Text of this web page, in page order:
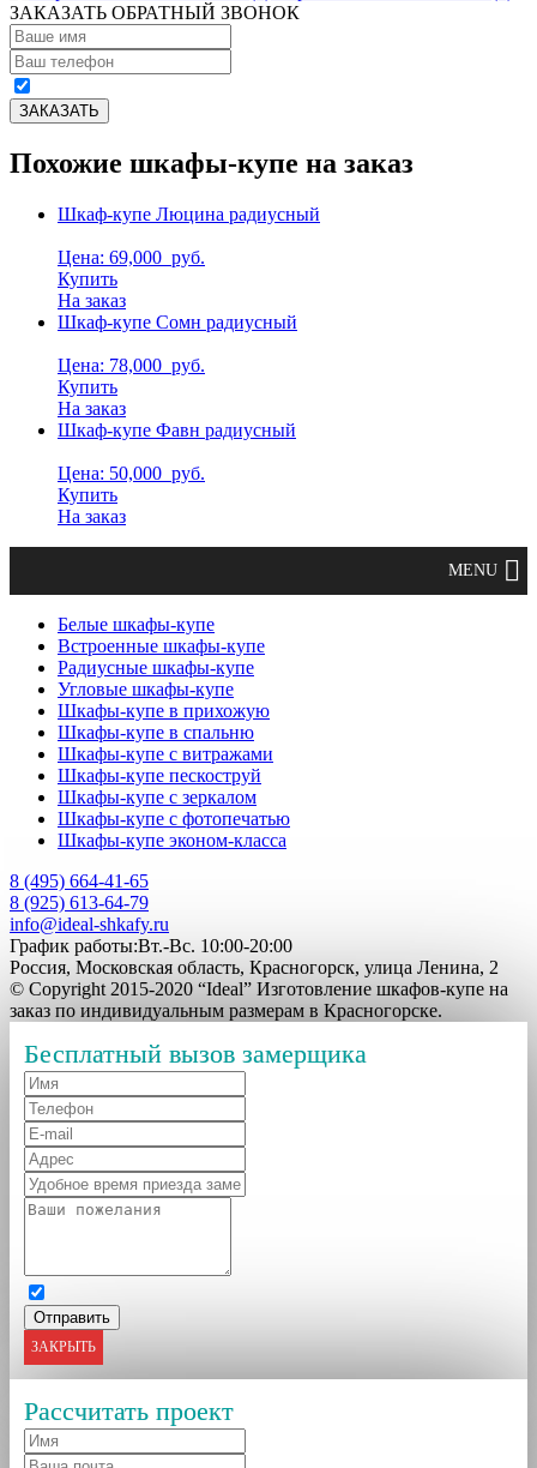
ЗАКАЗАТЬ ОБРАТНЫЙ ЗВОНОК
Похожие шкафы-купе на заказ
Шкаф-купе Люцина радиусный
Цена: 69,000 руб.
Купить
На заказ
Шкаф-купе Сомн радиусный
Цена: 78,000 руб.
Купить
На заказ
Шкаф-купе Фавн радиусный
Цена: 50,000 руб.
Купить
На заказ
Белые шкафы-купе
Встроенные шкафы-купе
Радиусные шкафы-купе
Угловые шкафы-купе
Шкафы-купе в прихожую
Шкафы-купе в спальню
Шкафы-купе с витражами
Шкафы-купе пескоструй
Шкафы-купе с зеркалом
Шкафы-купе с фотопечатью
Шкафы-купе эконом-класса
8 (495) 664-41-65
8 (925) 613-64-79
info@ideal-shkafy.ru
График работы:Вт.-Вс. 10:00-20:00
Россия, Московская область, Красногорск, улица Ленина, 2
© Copyright 2015-2020 “Ideal” Изготовление шкафов-купе на
заказ по индивидуальным размерам в Красногорске.
Бесплатный вызов замерщика
ЗАКРЫТЬ
Рассчитать проект